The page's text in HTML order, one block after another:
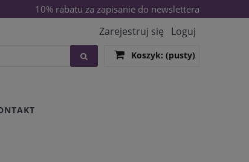
10% rabatu za zapisanie do newslettera
Zarejestruj się Loguj
Koszyk: (pusty)